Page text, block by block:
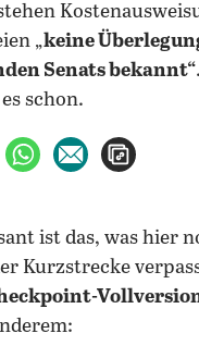
„keine
Senats bekannt“.
schon.
teilen
auf X teilenper WhatsApp teilen
per E-Mail
ist das, was hier
Kurzstrecke